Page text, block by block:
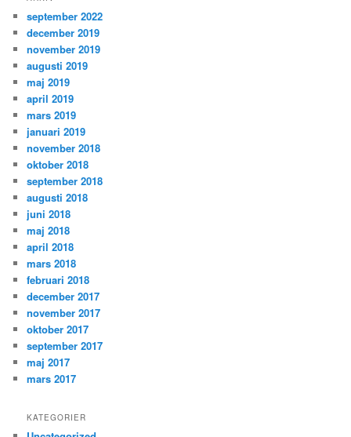
september 2022
december 2019
november 2019
augusti 2019
maj 2019
april 2019
mars 2019
januari 2019
november 2018
oktober 2018
september 2018
augusti 2018
juni 2018
maj 2018
april 2018
mars 2018
februari 2018
december 2017
november 2017
oktober 2017
september 2017
maj 2017
mars 2017
KATEGORIER